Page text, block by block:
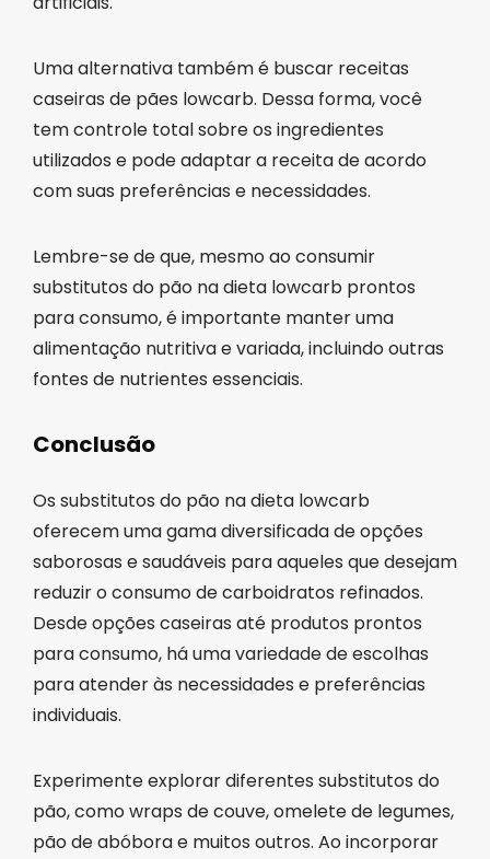
Uma alternativa também é buscar receitas
caseiras de pães lowcarb. Dessa forma, você
tem controle total sobre os ingredientes
utilizados e pode adaptar a receita de acordo
com suas preferências e necessidades.
Lembre-se de que, mesmo ao consumir
substitutos do pão na dieta lowcarb prontos
para consumo, é importante manter uma
alimentação nutritiva e variada, incluindo outras
fontes de nutrientes essenciais.
Conclusão
Os substitutos do pão na dieta lowcarb
oferecem uma gama diversificada de opções
saborosas e saudáveis para aqueles que desejam
reduzir o consumo de carboidratos refinados.
Desde opções caseiras até produtos prontos
para consumo, há uma variedade de escolhas
para atender às necessidades e preferências
individuais.
Experimente explorar diferentes substitutos do
pão, como wraps de couve, omelete de legumes,
pão de abóbora e muitos outros. Ao incorporar